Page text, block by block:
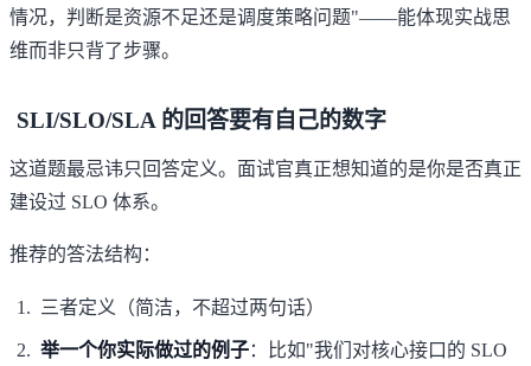
情况，判断是资源不足还是调度策略问题"——能体现实战思
维而非只背了步骤。
SLI/SLO/SLA 的回答要有自己的数字
这道题最忌讳只回答定义。面试官真正想知道的是你是否真正
建设过 SLO 体系。
推荐的答法结构：
三者定义（简洁，不超过两句话）
举一个你实际做过的例子：比如"我们对核心接口的 SLO